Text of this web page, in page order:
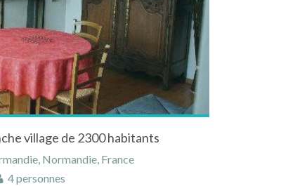
village de 2300 habitants
Normandie, France
4 personnes